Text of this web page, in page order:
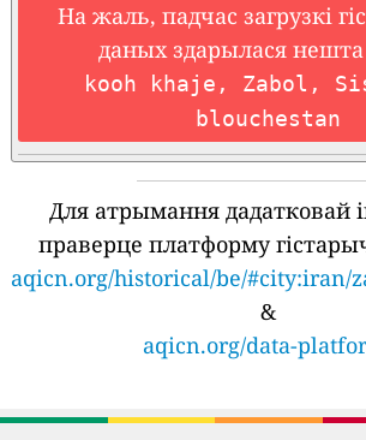
На жаль, падчас загрузкі
даных здарылася
kooh khaje, Zabol,
blouchestan
Для атрымання дадатковай
праверце платформу
aqicn.org/historical/be/#city:iran/
&
aqicn.org/data-